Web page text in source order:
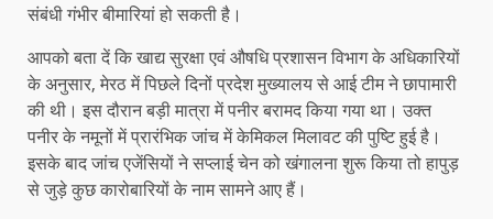
संबंधी गंभीर बीमारियां हो सकती है।
आपको बता दें कि खाद्य सुरक्षा एवं औषधि प्रशासन विभाग के अधिकारियों
के अनुसार, मेरठ में पिछले दिनों प्रदेश मुख्यालय से आई टीम ने छापामारी
की थी। इस दौरान बड़ी मात्रा में पनीर बरामद किया गया था। उक्त
पनीर के नमूनों में प्रारंभिक जांच में केमिकल मिलावट की पुष्टि हुई है।
इसके बाद जांच एजेंसियों ने सप्लाई चेन को खंगालना शुरू किया तो हापुड़
से जुड़े कुछ कारोबारियों के नाम सामने आए हैं।